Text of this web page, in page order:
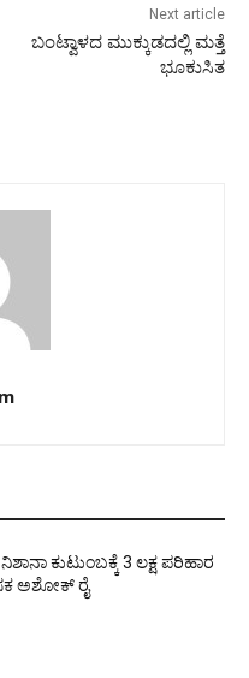
Next article
ಬಂಟ್ವಾಳದ ಮುಕ್ಕುಡದಲ್ಲಿ ಮತ್ತೆ
ಭೂಕುಸಿತ
ಕುಟುಂಬಕ್ಕೆ 3 ಲಕ್ಷ ಪರಿಹಾರ
ಅಶೋಕ್ ರೈ